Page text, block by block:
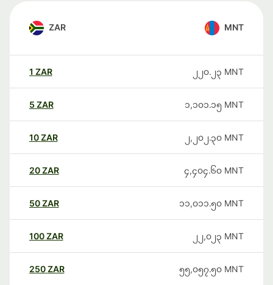
ZAR MNT
1 ZAR ၂၂၀.၂၃ MNT
5 ZAR ၁,၁၀၁.၁၅ MNT
10ZAR ၂,၂၀၂.၃၀ MNT
20ZAR ၄,၄၀၄.၆၀ MNT
50ZAR ၁၁,၀၁၁.၅၀ MNT
100ZAR ၂၂,၀၂၃ MNT
250ZAR ၅၅,၀၅၇.၅၀ MNT